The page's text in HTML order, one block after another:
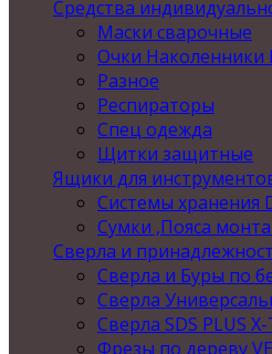
Средства
Маски сварочные
Очки Наколенники
Разное
Респираторы
Спец одежда
Щитки защитные
Ящики для
Системы хранения
Сумки ,Пояса
Сверла и
Сверла и Буры по
Сверла
Сверла SDS PLUS
Фрезы по дереву